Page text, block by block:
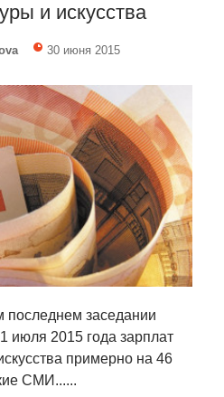
и искусства
30 июня 2015
последнем заседании
июля 2015 года зарплат
примерно на 46
СМИ......